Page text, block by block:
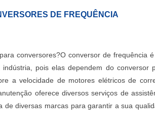
DE FREQUÊNCIA
conversores?O conversor de frequência
pois elas dependem do conversor
a velocidade de motores elétricos de
oferece diversos serviços de
diversas marcas para garantir a sua